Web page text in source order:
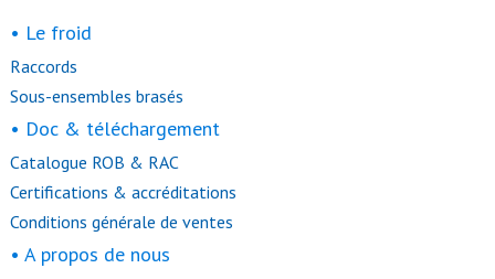
• Le froid
Raccords
Sous-ensembles brasés
• Doc & téléchargement
Catalogue ROB & RAC
Certifications & accréditations
Conditions générale de ventes
• A propos de nous